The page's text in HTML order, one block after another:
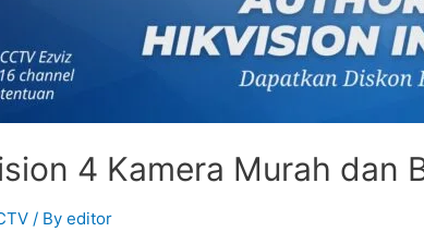
4 Kamera Murah dan
/ By editor